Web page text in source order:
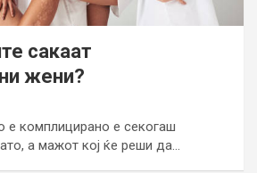
сакаат
жени?
е комплицирано е секогаш
а мажот кој ќе реши да…